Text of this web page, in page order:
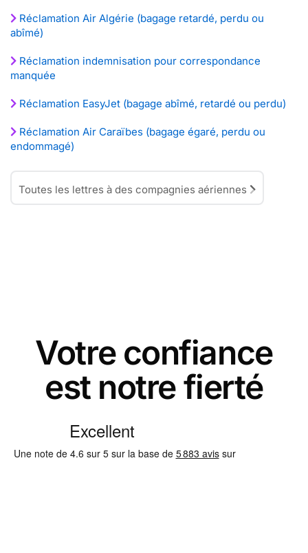
Réclamation Air Algérie (bagage retardé, perdu ou
abîmé)
Réclamation indemnisation pour correspondance
manquée
Réclamation EasyJet (bagage abîmé, retardé ou perdu)
Réclamation Air Caraïbes (bagage égaré, perdu ou
endommagé)
Toutes les lettres à des compagnies aériennes
Votre confiance
est notre fierté